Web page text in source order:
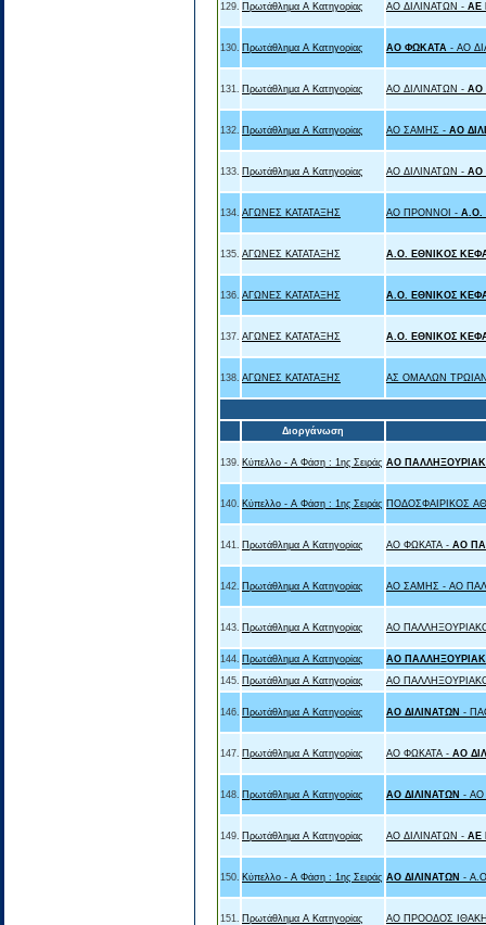
129. Πρωτάθλημα Α Κατηγορίας ΑΟ ΔΙΛΙΝΑΤΩΝ - ΑΕ
130. Πρωτάθλημα Α Κατηγορίας ΑΟ ΦΩΚΑΤΑ - ΑΟ
131. Πρωτάθλημα Α Κατηγορίας ΑΟ ΔΙΛΙΝΑΤΩΝ - ΑΟ
132. Πρωτάθλημα Α Κατηγορίας ΑΟ ΣΑΜΗΣ - ΑΟ
133. Πρωτάθλημα Α Κατηγορίας ΑΟ ΔΙΛΙΝΑΤΩΝ - ΑΟ
134. ΑΓΩΝΕΣ ΚΑΤΑΤΑΞΗΣ ΑΟ ΠΡΟΝΝΟΙ -
135. ΑΓΩΝΕΣ ΚΑΤΑΤΑΞΗΣ A.O. ΕΘΝΙΚΟΣ
136. ΑΓΩΝΕΣ ΚΑΤΑΤΑΞΗΣ A.O. ΕΘΝΙΚΟΣ
137. ΑΓΩΝΕΣ ΚΑΤΑΤΑΞΗΣ A.O. ΕΘΝΙΚΟΣ
138. ΑΓΩΝΕΣ ΚΑΤΑΤΑΞΗΣ ΑΣ ΟΜΑΛΩΝ
Διοργάνωση
139. Κύπελλο - Α Φάση : 1ης Σειράς ΑΟ
140. Κύπελλο - Α Φάση : 1ης Σειράς ΠΟΔΟΣΦΑΙΡΙΚΟΣ
141. Πρωτάθλημα Α Κατηγορίας ΑΟ ΦΩΚΑΤΑ - ΑΟ
142. Πρωτάθλημα Α Κατηγορίας ΑΟ ΣΑΜΗΣ - ΑΟ
143. Πρωτάθλημα Α Κατηγορίας ΑΟ
144. Πρωτάθλημα Α Κατηγορίας
ΑΟ
145. Πρωτάθλημα Α Κατηγορίας ΑΟ
146. Πρωτάθλημα Α Κατηγορίας ΑΟ ΔΙΛΙΝΑΤΩΝ -
147. Πρωτάθλημα Α Κατηγορίας ΑΟ ΦΩΚΑΤΑ - ΑΟ
148. Πρωτάθλημα Α Κατηγορίας ΑΟ ΔΙΛΙΝΑΤΩΝ -
149. Πρωτάθλημα Α Κατηγορίας ΑΟ ΔΙΛΙΝΑΤΩΝ - ΑΕ
150. Κύπελλο - Α Φάση : 1ης Σειράς ΑΟ ΔΙΛΙΝΑΤΩΝ -
151. Πρωτάθλημα Α Κατηγορίας ΑΟ ΠΡΟΟΔΟΣ